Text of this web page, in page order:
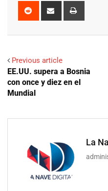
Reddit
Share
Previous article
EE.UU. supera a Bosnia
con once y diez en el
Mundial
La